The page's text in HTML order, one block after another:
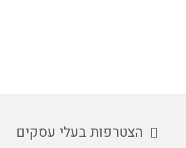
הצטרפות בעלי עסקים